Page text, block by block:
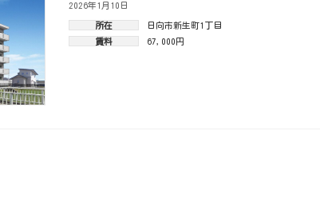
2026年1月10日
所在
日向市新生町1丁目
賃料
67,000円